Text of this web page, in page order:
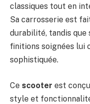
classiques tout en
Sa carrosserie est
durabilité, tandis que
finitions soignées lui
sophistiquée.
Ce scooter est
style et